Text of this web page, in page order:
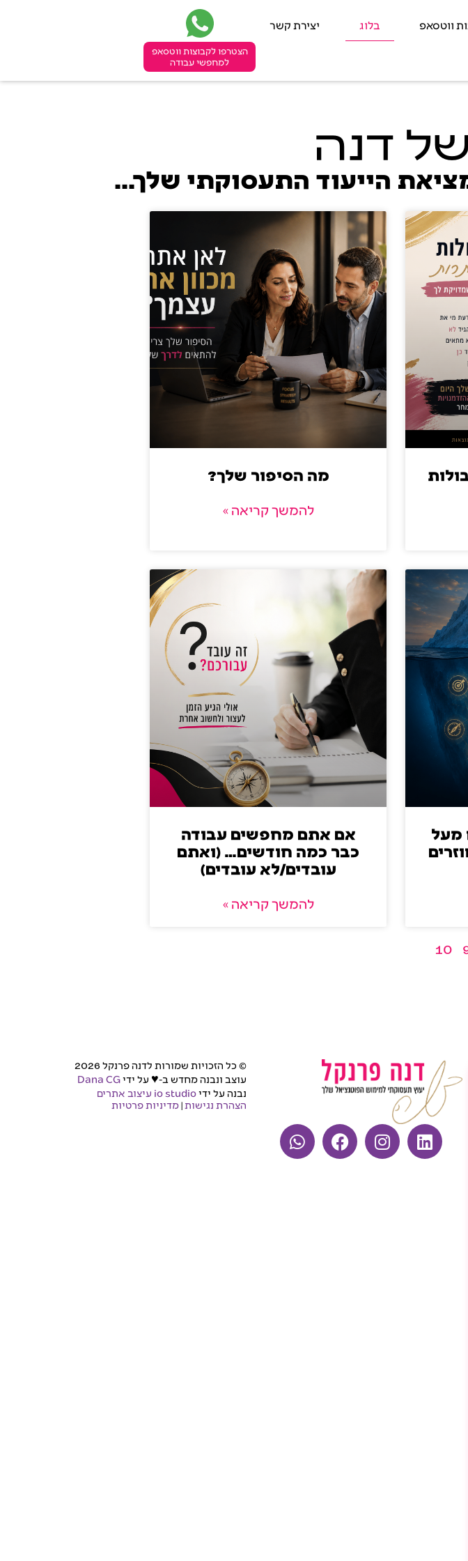
ווטסאפ בלוג יצירת קשר
הצטרפו לקבוצות ווטסאפ
למחפשי עבודה
דנה
הייעוד התעסוקתי שלך...
מה הסיפור שלך?
להמשך קריאה »
מעל
אם אתם מחפשים עבודה
כבר כמה חודשים… (ואתם
עובדים/לא עובדים)
להמשך קריאה »
10
© כל הזכויות שמורות לדנה פרנקל 2026
עוצב ונבנה מחדש ב-♥ על ידיDana CG
נבנה על ידיio studio עיצוב אתרים
הצהרת נגישות |מדיניות פרטיות